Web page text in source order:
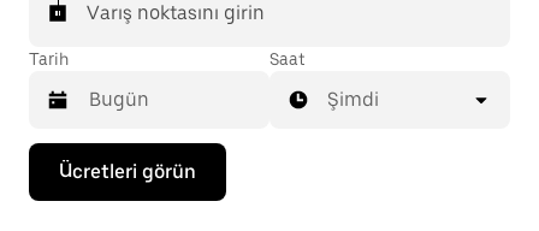
Varış noktasını girin
Tarih
Takvimle
etkileşime
geçmek
Saat
Şimdi
Ücretleri görün